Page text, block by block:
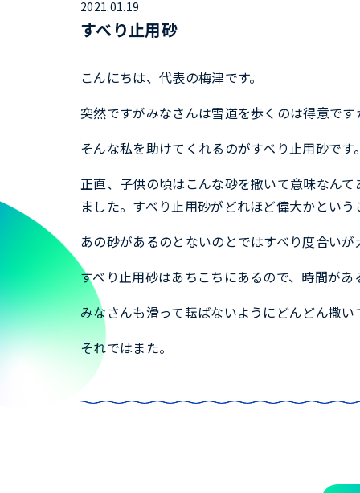
2021.01.19
すべり止用砂
こんにちは、代表の梅津です。
突然ですがみなさんは雪道を歩くのは得意で
そんな私を助けてくれるのがすべり止用砂です
正直、子供の頃はこんな砂を撒いて意味なん
ました。すべり止用砂がどれほど偉大かという
あの砂があるのとないのとではすべり度合いが
すべり止用砂はあちこちにあるので、時間が
みなさんも滑って転ばないようにどんどん撒
それではまた。